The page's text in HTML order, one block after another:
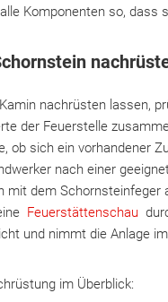
Komponenten so, dass
nachrüsten lassen,
der Feuerstelle
sich ein vorhandener
nach einer
dem Schornsteinfeger
Feuerstättenschau
und nimmt die Anlage
im Überblick: